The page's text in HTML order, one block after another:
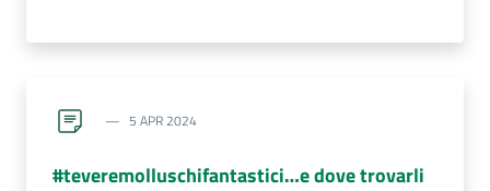
5 APR 2024
#teveremolluschifantastici…e dove trovarli